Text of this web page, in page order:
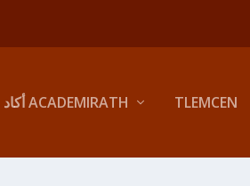
أكاد ميراث ACADEMIRATH TLEMCEN